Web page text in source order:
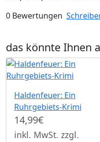
0 Bewertungen
das könnte Ihnen
Haldenfeuer: Ein
Ruhrgebiets-Krimi
14,99€
inkl. MwSt. zzgl.